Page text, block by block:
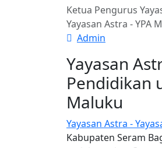
Ketua Pengurus
Yayasan Astra - YPA
Admin
Yayasan
Pendidikan
Maluku
Yayasan Astra -
Kabupaten Seram